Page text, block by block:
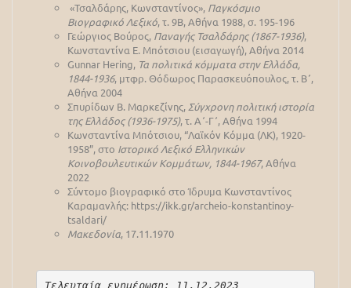
«Τσαλδάρης, Κωνσταντίνος», Παγκόσμιο
Βιογραφικό Λεξικό, τ. 9Β, Αθήνα 1988, σ. 195-196
Γεώργιος Βούρος, Παναγής Τσαλδάρης (1867-1936),
Κωνσταντίνα Ε. Μπότσιου (εισαγωγή), Αθήνα 2014
Gunnar Hering, Τα πολιτικά κόμματα στην Ελλάδα,
1844-1936, μτφρ. Θόδωρος Παρασκευόπουλος, τ. Β΄,
Αθήνα 2004
Σπυρίδων Β. Μαρκεζίνης, Σύγχρονη πολιτική ιστορία
της Ελλάδος (1936-1975), τ. Α΄-Γ΄, Αθήνα 1994
Κωνσταντίνα Μπότσιου, “Λαϊκόν Κόμμα (ΛΚ), 1920-
1958”, στο Ιστορικό Λεξικό Ελληνικών
Κοινοβουλευτικών Κομμάτων, 1844-1967, Αθήνα
2022
Σύντομο βιογραφικό στο Ίδρυμα Κωνσταντίνος
Καραμανλής: https://ikk.gr/archeio-konstantinoy-
tsaldari/
Μακεδονία, 17.11.1970
Τελευταία ενημέρωση: 11.12.2023